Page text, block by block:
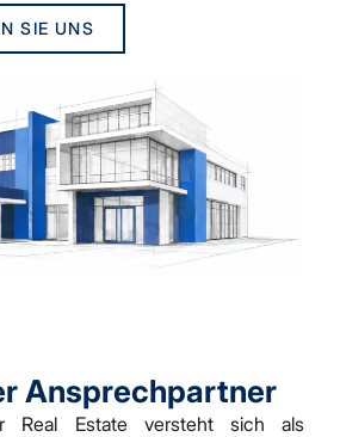
SIE UNS
Ansprechpartner
Real Estate versteht sich als